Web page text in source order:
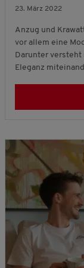
23. März 2022
Anzug und
vor allem eine
Darunter versteht
Eleganz